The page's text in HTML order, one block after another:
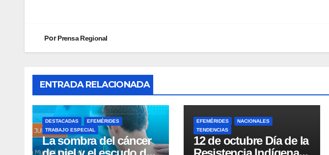
PorPrensa Regional
ENTRADA RELACIONADA
DESTACADAS
EFEMÉRIDES
TRABAJO ESPECIAL
La sombra del cáncer
EFEMÉRIDES
NACIONALES
TENDENCIAS
12 de octubre Día de la